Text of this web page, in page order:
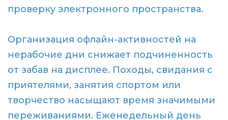
проверку электронного пространства.
Организация офлайн-активностей на
нерабочие дни снижает подчиненность
от забав на дисплее. Походы, свидания с
приятелями, занятия спортом или
творчество насыщают время значимыми
переживаниями. Еженедельный день